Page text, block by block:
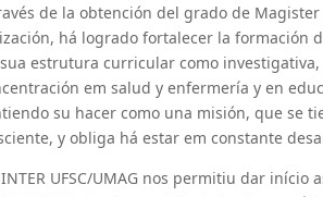
de la obtención del grado de
há logrado fortalecer la formación
estrutura curricular como
em salud y enfermería y en
su hacer como una misión, que se
y obliga há estar em constante
UFSC/UMAG nos permitiu dar